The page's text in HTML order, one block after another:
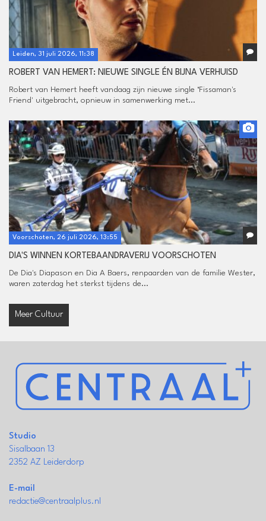
Leiden, 31 juli 2026, 11:38
ROBERT VAN HEMERT: NIEUWE SINGLE ÉN BIJNA VERHUISD
Robert van Hemert heeft vandaag zijn nieuwe single ‘Fissaman's
Friend' uitgebracht, opnieuw in samenwerking met...
Voorschoten, 26 juli 2026, 13:55
DIA'S WINNEN KORTEBAANDRAVERIJ VOORSCHOTEN
De Dia's Diapason en Dia A Baers, renpaarden van de familie Wester,
waren zaterdag het sterkst tijdens de...
Meer Cultuur
Studio
Sisalbaan 13
2352 AZ Leiderdorp
E-mail
redactie@centraalplus.nl